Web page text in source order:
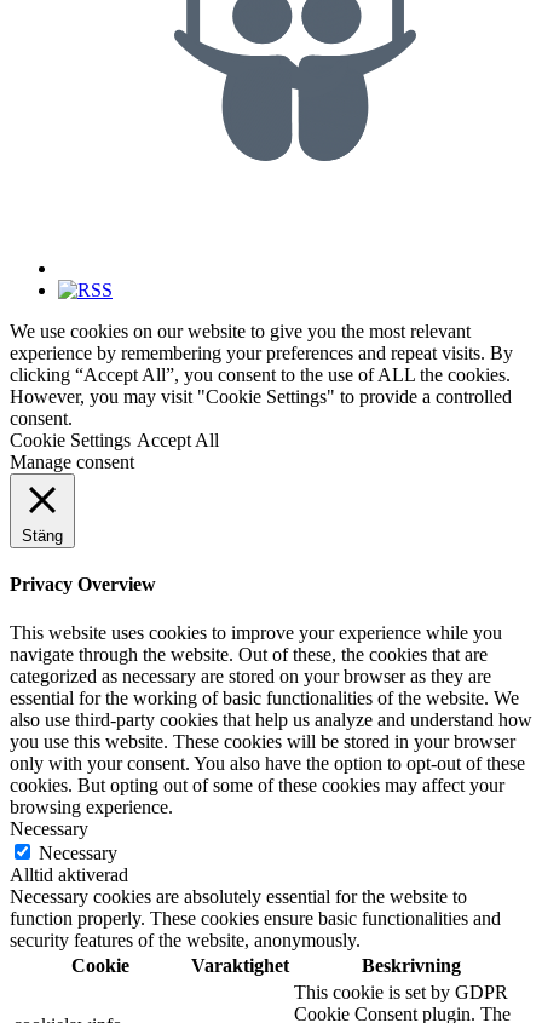
We use cookies on our website to give you the most relevant
experience by remembering your preferences and repeat visits. By
clicking “Accept All”, you consent to the use of ALL the cookies.
However, you may visit "Cookie Settings" to provide a controlled
consent.
Cookie Settings Accept All
Manage consent
Stäng
Privacy Overview
This website uses cookies to improve your experience while you
navigate through the website. Out of these, the cookies that are
categorized as necessary are stored on your browser as they are
essential for the working of basic functionalities of the website. We
also use third-party cookies that help us analyze and understand how
you use this website. These cookies will be stored in your browser
only with your consent. You also have the option to opt-out of these
cookies. But opting out of some of these cookies may affect your
browsing experience.
Necessary
Necessary
Alltid aktiverad
Necessary cookies are absolutely essential for the website to
function properly. These cookies ensure basic functionalities and
security features of the website, anonymously.
Cookie
Varaktighet Beskrivning
This cookie is set by GDPR
Cookie Consent plugin. The